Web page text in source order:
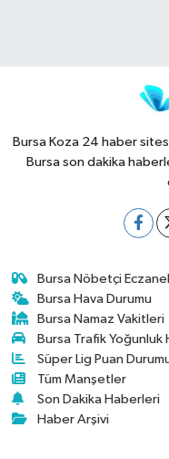
Bursa Koza 24 haber
Bursa son dakika
Bursa Nöbetçi
Bursa Hava Durumu
Bursa Namaz Vakitleri
Bursa Trafik Yoğunluk
Süper Lig Puan
Tüm Manşetler
Son Dakika Haberleri
Haber Arşivi